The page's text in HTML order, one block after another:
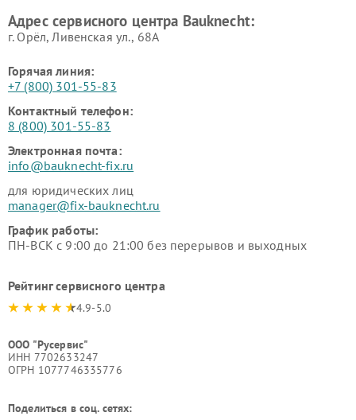
Адрес сервисного центра Bauknecht:
г. Орёл, Ливенская ул., 68А
Горячая линия:
+7 (800) 301-55-83
Контактный телефон:
8 (800) 301-55-83
Электронная почта:
info@bauknecht-fix.ru
для юридических лиц
manager@fix-bauknecht.ru
График работы:
ПН-ВСК с 9:00 до 21:00 без перерывов и выходных
Рейтинг сервисного центра
4.9-5.0
ООО "Русервис"
ИНН 7702633247
ОГРН 1077746335776
Поделиться в соц. сетях: